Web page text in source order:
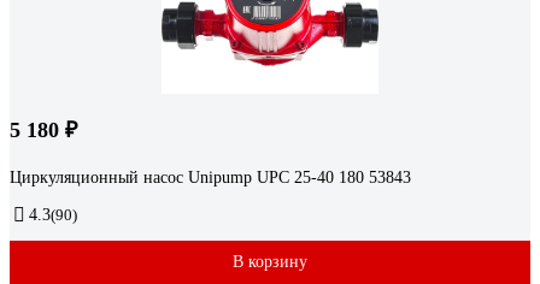
5 180 ₽
Циркуляционный насос Unipump UPС 25-40 180 53843
4.3(90)
В корзину